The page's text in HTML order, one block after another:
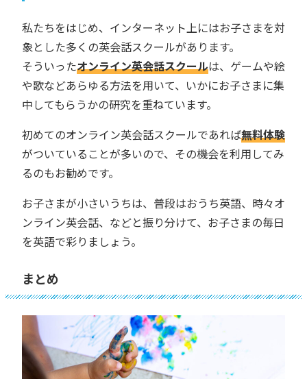
私たちをはじめ、インターネット上にはお子さまを対
象とした多くの英会話スクールがあります。
そういったオンライン英会話スクールは、ゲームや絵
や歌などあらゆる方法を用いて、いかにお子さまに集
中してもらうかの研究を重ねています。
初めてのオンライン英会話スクールであれば無料体験
がついていることが多いので、その機会を利用してみ
るのもお勧めです。
お子さまが小さいうちは、普段はおうち英語、時々オ
ンライン英会話、などと振り分けて、お子さまの毎日
を英語で彩りましょう。
まとめ